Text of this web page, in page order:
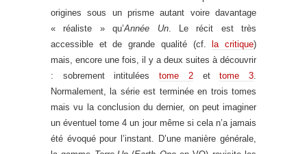
origines sous un prisme autant voire davantage
« réaliste » qu’Année Un. Le récit est très
accessible et de grande qualité (cf.
la critique)
mais, encore une fois, il y a deux suites à découvrir
: sobrement intituléestome 2ettome 3.
Normalement, la série est terminée en trois tomes
mais vu la conclusion du dernier, on peut imaginer
un éventuel tome 4 un jour même si cela n’a jamais
été évoqué pour l’instant. D’une manière générale,